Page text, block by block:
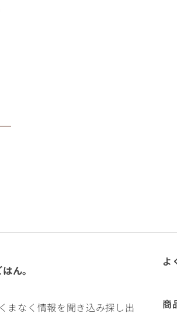
ん。
まなく情報を聞き込み探し出
よ
商